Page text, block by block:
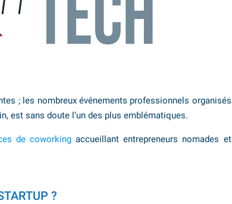
; les nombreux événements professionnels organisés
est sans doute l’un des plus emblématiques.
de coworking accueillant entrepreneurs nomades et
?